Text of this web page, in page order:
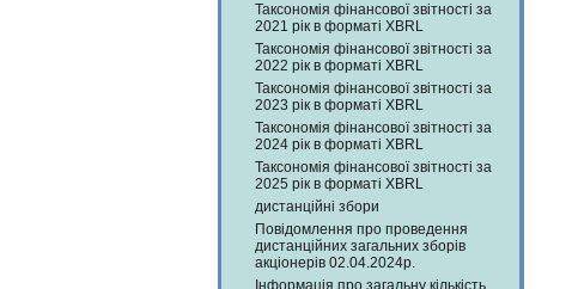
Таксономія фінансової звітності за
2021 рік в форматі XBRL
Таксономія фінансової звітності за
2022 рік в форматі XBRL
Таксономія фінансової звітності за
2023 рік в форматі XBRL
Таксономія фінансової звітності за
2024 рік в форматі XBRL
Таксономія фінансової звітності за
2025 рік в форматі XBRL
дистанційні збори
Повідомлення про проведення
дистанційних загальних зборів
акціонерів 02.04.2024р.
Інформація про загальну кількість